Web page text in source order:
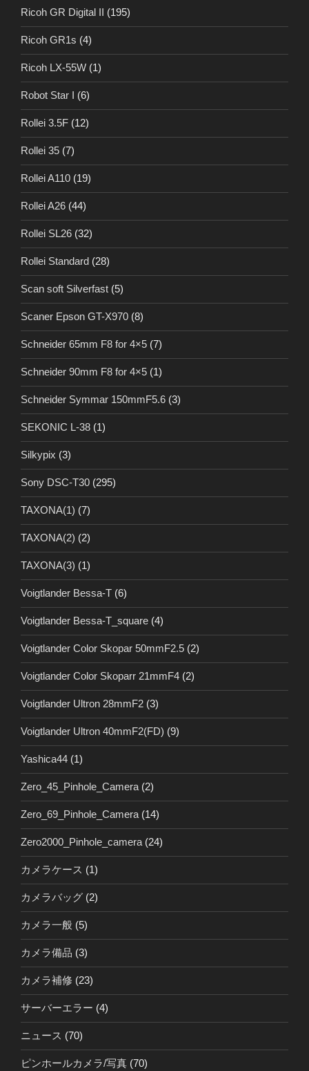
Ricoh GR Digital II (195)
Ricoh GR1s (4)
Ricoh LX-55W (1)
Robot Star I (6)
Rollei 3.5F (12)
Rollei 35 (7)
Rollei A110 (19)
Rollei A26 (44)
Rollei SL26 (32)
Rollei Standard (28)
Scan soft Silverfast (5)
Scaner Epson GT-X970 (8)
Schneider 65mm F8 for 4×5 (7)
Schneider 90mm F8 for 4×5 (1)
Schneider Symmar 150mmF5.6 (3)
SEKONIC L-38 (1)
Silkypix (3)
Sony DSC-T30 (295)
TAXONA(1) (7)
TAXONA(2) (2)
TAXONA(3) (1)
Voigtlander Bessa-T (6)
Voigtlander Bessa-T_square (4)
Voigtlander Color Skopar 50mmF2.5 (2)
Voigtlander Color Skoparr 21mmF4 (2)
Voigtlander Ultron 28mmF2 (3)
Voigtlander Ultron 40mmF2(FD) (9)
Yashica44 (1)
Zero_45_Pinhole_Camera (2)
Zero_69_Pinhole_Camera (14)
Zero2000_Pinhole_camera (24)
カメラケース (1)
カメラバッグ (2)
カメラ一般 (5)
カメラ備品 (3)
カメラ補修 (23)
サーバーエラー (4)
ニュース (70)
ピンホールカメラ/写真 (70)